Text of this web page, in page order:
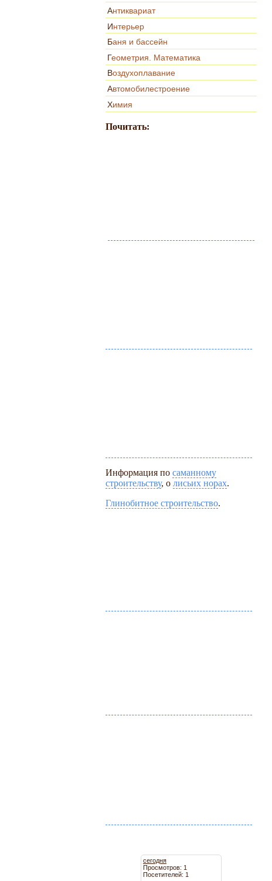
Антиквариат
Интерьер
Баня и бассейн
Геометрия. Математика
Воздухоплавание
Автомобилестроение
Химия
Почитать:
Информация по саманному
строительству, о лисьих норах.
Глинобитное строительство.
сегодня
Просмотров: 1
Посетителей: 1